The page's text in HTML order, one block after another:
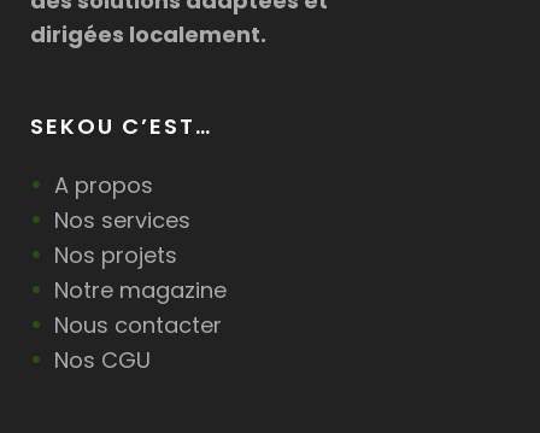
dirigées localement.
SEKOU C’EST…
A propos
Nos services
Nos projets
Notre magazine
Nous contacter
Nos CGU